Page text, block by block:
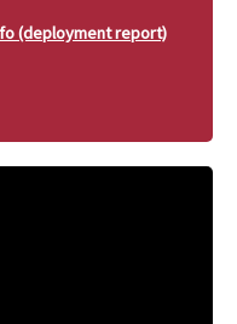
(deployment report)